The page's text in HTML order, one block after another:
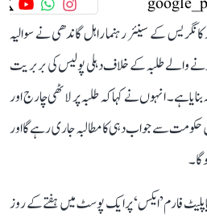
کے سینئر رہنما راہل گاندھی نے سوالیہ
والے طلبہ کے خلاف دہلی پولیس کی بربریت
ہے۔ انہوں نے کہا کہ طلبہ پر لاٹھی چارج اور
سے جواب دہی کا مطالبہ جاری رہے گا اور
فارم ’ایکس‘ پر ایک پوسٹ میں ہفتے کے روز